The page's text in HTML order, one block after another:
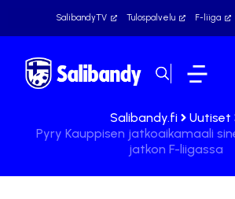
SalibandyTV Tulospalvelu F-liiga
Salibandy.fi
Uutiset
Pyry Kauppisen jatkoaikamaali
jatkon F-liigassa